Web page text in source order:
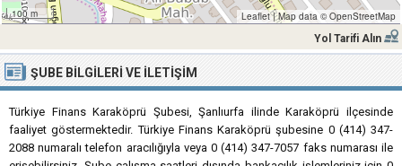
100 m Leaflet |Map data © OpenStreetMap
Yol Tarifi Alın
ŞUBE BILGILERI VE İLETIŞIM
Türkiye Finans Karaköprü Şubesi, Şanlıurfa ilinde Karaköprü ilçesinde
faaliyet göstermektedir. Türkiye Finans Karaköprü şubesine 0 (414) 347-
2088 numaralı telefon aracılığıyla veya 0 (414) 347-7057 faks numarası ile